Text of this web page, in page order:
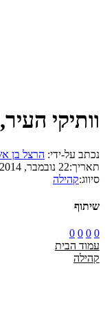
וותיקי
נכתב על-ידי: הרצל בן
תאריך:22 נובמבר, 2014
סיווג:קהילה
שיתוף
0
0
0
0
עמוד הבית
קהילה